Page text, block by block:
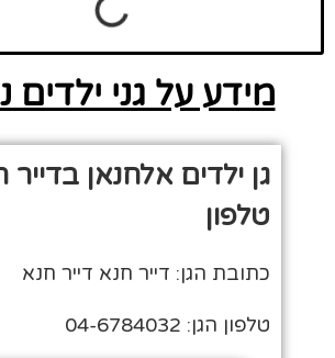
מידע על גני ילדים
גן ילדים אלחנאן בדייר
טלפון
כתובת הגן: דייר חנא דייר חנא
טלפון הגן: 04-6784032